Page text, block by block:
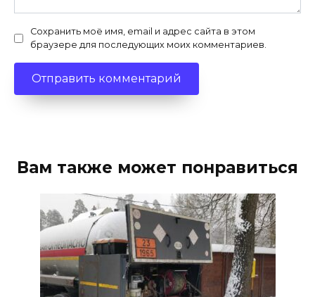
Сохранить моё имя, email и адрес сайта в этом
браузере для последующих моих комментариев.
Вам также может понравиться